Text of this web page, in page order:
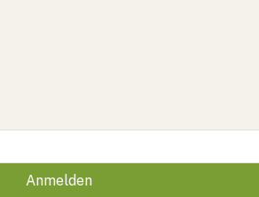
Anmelden